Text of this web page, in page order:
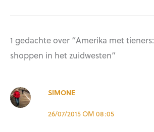
1 gedachte over “Amerika met
shoppen in het zuidwesten”
SIMONE
26/07/2015 OM 08:05